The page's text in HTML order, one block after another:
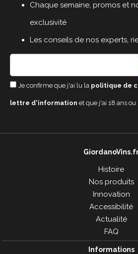
Chaque semaine, promos et
exclusivité
Les conseils de nos experts,
Je confirme que j'ai lu la politique de
lettre d'information et que j'ai 18 ans
Histoire
Nos produits
Innovation
Accessibilité
Actualité
FAQ
Informations